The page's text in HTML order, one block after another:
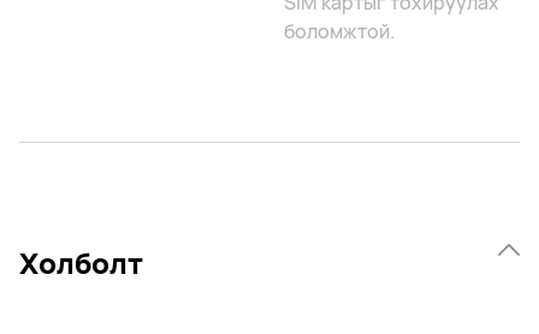
боломжтой.
Холболт